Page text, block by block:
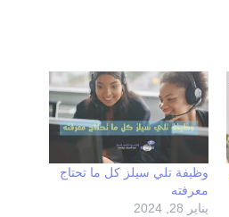
وظيفة تلي سيلز كل ما تحتاج
معرفته
يناير 28, 2024